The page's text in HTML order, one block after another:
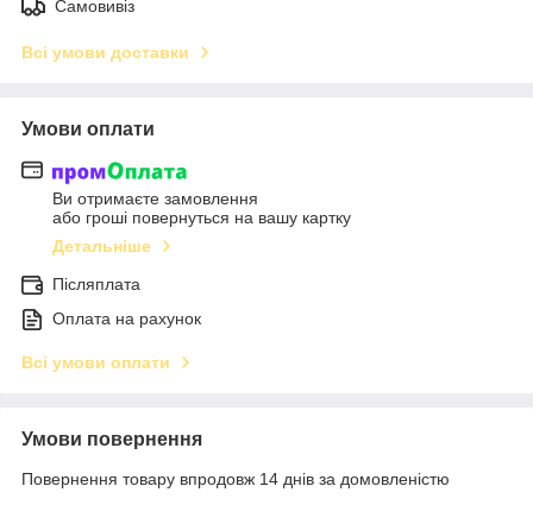
Самовивіз
Всі умови доставки
Умови оплати
Ви отримаєте замовлення
або гроші повернуться на вашу картку
Детальніше
Післяплата
Оплата на рахунок
Всі умови оплати
Умови повернення
Повернення товару впродовж 14 днів за домовленістю